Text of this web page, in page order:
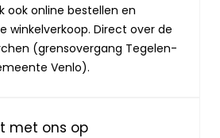
ook online bestellen en
winkelverkoop. Direct over de
(grensovergang Tegelen-
Venlo).
met ons op